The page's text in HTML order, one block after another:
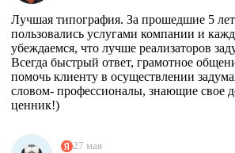
Лучшая типография. За прошедшие 5
пользовались услугами компании и
убеждаемся, что лучше реализаторов
Всегда быстрый ответ, грамотное
помочь клиенту в осуществлении
словом- профессионалы, знающие свое
ценник!)
27 мая